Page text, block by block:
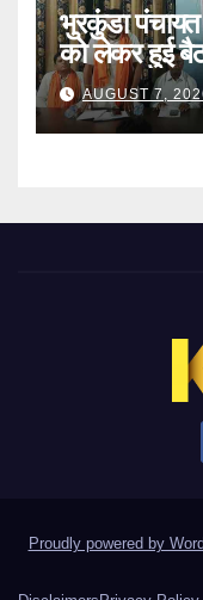
भुरकुंडा पंचायत
को लेकर हुई
AUGUST 7,
Proudly powered by